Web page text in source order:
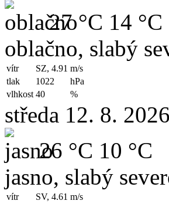
27 °C 14 °C
oblačno, slabý
vítr SZ, 4.91 m/s
tlak
1022
hPa
vlhkost 40 %
středa 12. 8. 2026
26 °C 10 °C
jasno, slabý
vítr SV, 4.61 m/s